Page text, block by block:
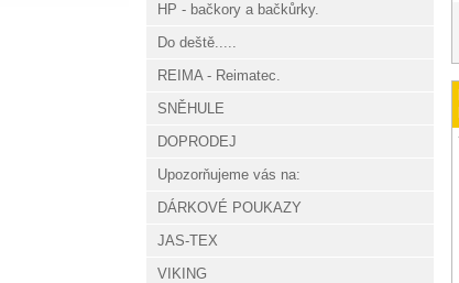
HP - bačkory a bačkůrky.
Do deště.....
REIMA - Reimatec.
SNĚHULE
DOPRODEJ
Upozorňujeme vás na:
DÁRKOVÉ POUKAZY
JAS-TEX
VIKING